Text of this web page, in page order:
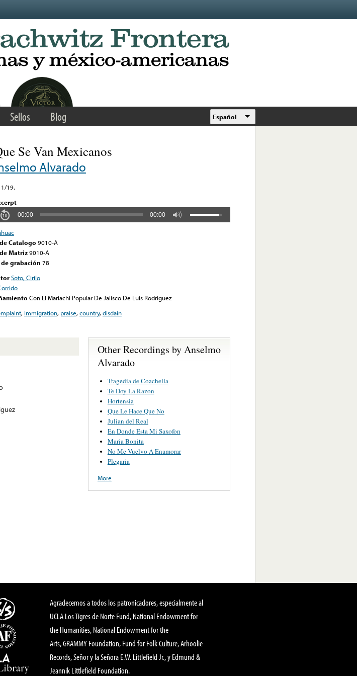
Sellos Blog Español
Se Van Mexicanos
Alvarado
19.
00:00 00:00
Catalogo 9010-A
Matriz9010-A
grabación 78
Soto, Cirilo
Con El Mariachi Popular De Jalisco De Luis Rodriguez
, immigration, praise,country,disdain
Other Recordings by Anselmo
Alvarado
Tragedia de Coachella
Te Doy La Razon
Hortensia
Que Le Hace Que No
Julian del Real
En Donde Esta Mi Saxofon
Maria Bonita
No Me Vuelvo A Enamorar
Plegaria
More
Agradecemos a todos los patronicadores, especialmente al
UCLA Los Tigres de Norte Fund, National Endowment for
the Humanities, National Endowment for the
Arts, GRAMMY Foundation, Fund for Folk Culture, Arhoolie
Records, Señor y la Señora E.W. Littlefield Jr., y Edmund &
Jeannik Littlefield Foundation.